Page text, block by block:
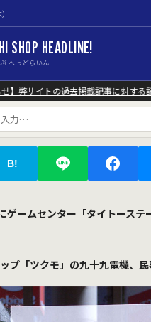
SHOP HEADLINE!
へっどらいん
】弊サイトの過去掲載記事に対する
B!
ゲームセンター「タイトーステ
プ「ツクモ」の九十九電機、